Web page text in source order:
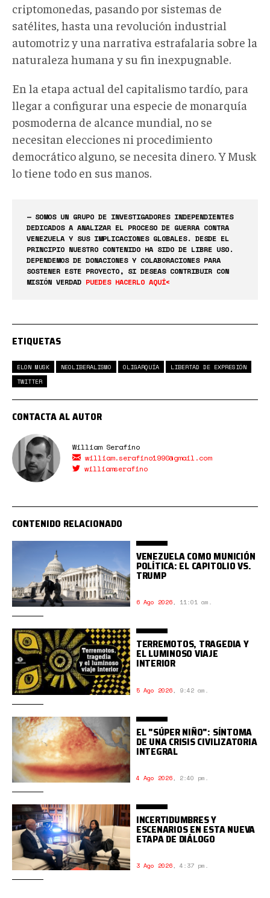
criptomonedas, pasando por sistemas de
satélites, hasta una revolución industrial
automotriz y una narrativa estrafalaria sobre la
naturaleza humana y su fin inexpugnable.
En la etapa actual del capitalismo tardío, para
llegar a configurar una especie de monarquía
posmoderna de alcance mundial, no se
necesitan elecciones ni procedimiento
democrático alguno, se necesita dinero. Y Musk
lo tiene todo en sus manos.
— SOMOS UN GRUPO DE INVESTIGADORES INDEPENDIENTES
DEDICADOS A ANALIZAR EL PROCESO DE GUERRA CONTRA
VENEZUELA Y SUS IMPLICACIONES GLOBALES. DESDE EL
PRINCIPIO NUESTRO CONTENIDO HA SIDO DE LIBRE USO.
DEPENDEMOS DE DONACIONES Y COLABORACIONES PARA
SOSTENER ESTE PROYECTO, SI DESEAS CONTRIBUIR CON
MISIÓN VERDAD PUEDES HACERLO AQUÍ<
ETIQUETAS
ELON MUSK NEOLIBERALISMO OLIGARQUÍA
LIBERTAD DE EXPRESIÓN
TWITTER
CONTACTA AL AUTOR
William Serafino
william.serafino1990@gmail.com
williamserafino
CONTENIDO RELACIONADO
VENEZUELA COMO MUNICIÓN
POLÍTICA: EL CAPITOLIO VS.
TRUMP
6 Ago 2026, 11:01 am.
TERREMOTOS, TRAGEDIA Y
EL LUMINOSO VIAJE
INTERIOR
5 Ago 2026, 9:42 am.
EL "SÚPER NIÑO": SÍNTOMA
DE UNA CRISIS CIVILIZATORIA
INTEGRAL
4 Ago 2026, 2:40 pm.
INCERTIDUMBRES Y
ESCENARIOS EN ESTA NUEVA
ETAPA DE DIÁLOGO
3 Ago 2026, 4:37 pm.